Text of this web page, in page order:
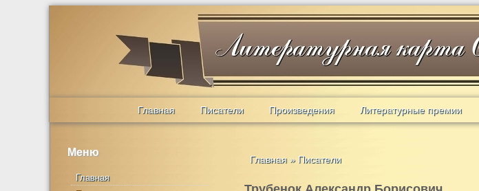
Главная Писатели Произведения Литературные премии
Меню
Главная
Главная » Писатели